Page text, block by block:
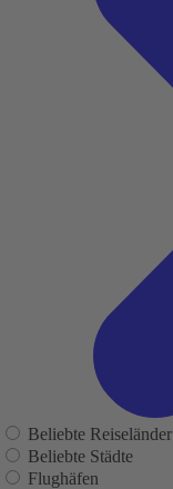
Beliebte Reiseländer
Beliebte Städte
Flughäfen